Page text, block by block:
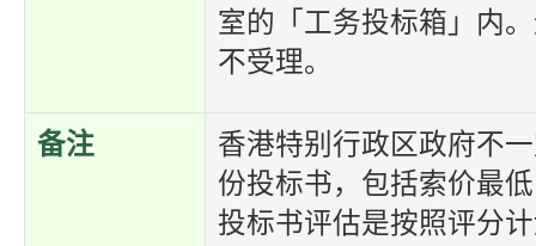
室的「工务投标箱」内
不受理。
备注
香港特别行政区政府不
份投标书，包括索价最
投标书评估是按照评分